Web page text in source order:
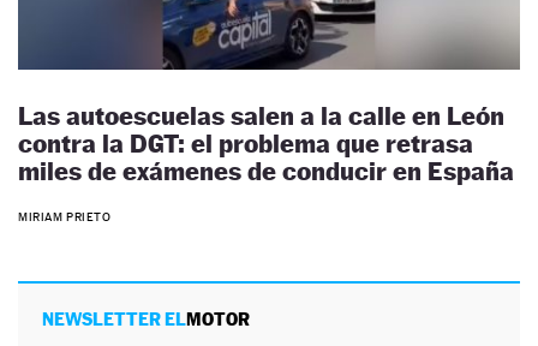
Las autoescuelas salen a la calle en León
contra la DGT: el problema que retrasa
miles de exámenes de conducir en España
MIRIAM PRIETO
NEWSLETTER ELMOTOR